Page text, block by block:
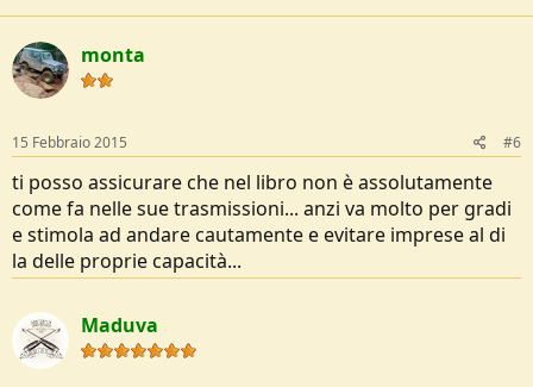
monta
15 Febbraio 2015 #6
ti posso assicurare che nel libro non è assolutamente
come fa nelle sue trasmissioni... anzi va molto per gradi
e stimola ad andare cautamente e evitare imprese al di
la delle proprie capacità...
Maduva